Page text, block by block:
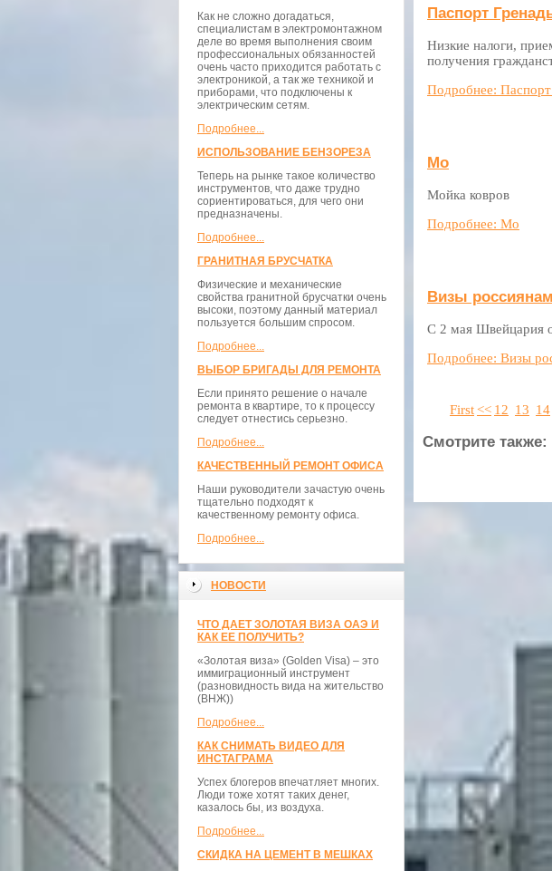
Как не сложно догадаться,
специалистам в электромонтажном
деле во время выполнения своим
профессиональных обязанностей
очень часто приходится работать с
электроникой, а так же техникой и
приборами, что подключены к
электрическим сетям.
Подробнее...
ИСПОЛЬЗОВАНИЕ БЕНЗОРЕЗА
Теперь на рынке такое количество
инструментов, что даже трудно
сориентироваться, для чего они
предназначены.
Подробнее...
ГРАНИТНАЯ БРУСЧАТКА
Физические и механические
свойства гранитной брусчатки очень
высоки, поэтому данный материал
пользуется большим спросом.
Подробнее...
ВЫБОР БРИГАДЫ ДЛЯ РЕМОНТА
Если принято решение о начале
ремонта в квартире, то к процессу
следует отнестись серьезно.
Подробнее...
КАЧЕСТВЕННЫЙ РЕМОНТ ОФИСА
Наши руководители зачастую очень
тщательно подходят к
качественному ремонту офиса.
Подробнее...
НОВОСТИ
ЧТО ДАЕТ ЗОЛОТАЯ ВИЗА ОАЭ И
КАК ЕЕ ПОЛУЧИТЬ?
«Золотая виза» (Golden Visa) – это
иммиграционный инструмент
(разновидность вида на жительство
(ВНЖ))
Подробнее...
КАК СНИМАТЬ ВИДЕО ДЛЯ
ИНСТАГРАМА
Успех блогеров впечатляет многих.
Люди тоже хотят таких денег,
казалось бы, из воздуха.
Подробнее...
СКИДКА НА ЦЕМЕНТ В МЕШКАХ
Паспорт
Низкие налоги,
получения
Подробнее:
Мо
Мойка ковров
Подробнее: Мо
Визы
С 2 мая Швейцария
Подробнее: Визы
First<< 12 13 14
Смотрите также: